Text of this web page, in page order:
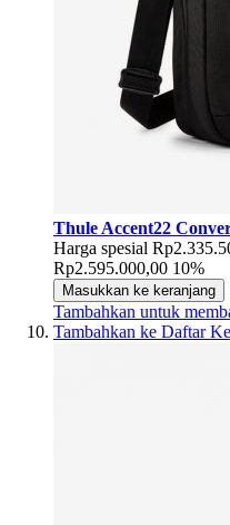
Thule Accent22
Harga spesial
Rp2.595.000,00 10%
Masukkan ke keranjang
Tambahkan untuk
Tambahkan ke Daftar